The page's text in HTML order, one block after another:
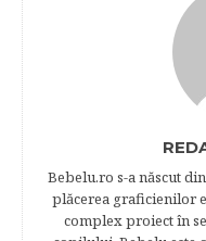
Bebelu.ro s-a născut
plăcerea graficienilor
complex proiect în